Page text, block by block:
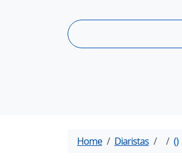
Home Diaristas ()